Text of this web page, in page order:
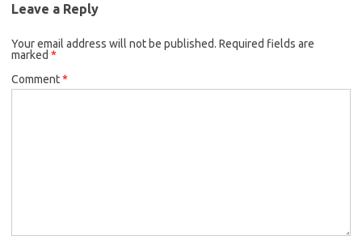
Leave a Reply
Your email address will not be published. Required fields are
marked *
Comment*